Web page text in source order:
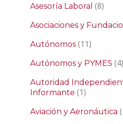
Asesoría Laboral (8)
Asociaciones y
Autónomos (11)
Autónomos y PYMES (4)
Autoridad
Informante (1)
Aviación y Aeronáutica